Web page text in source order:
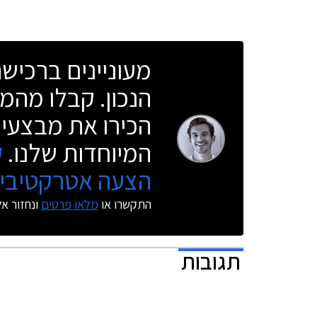
מעוניינים
הנכון. קבלו
הכירו את
המיוחדות שלנו.
הצעה
התקשרו או מלאו פרטים ונחזור
תגובות